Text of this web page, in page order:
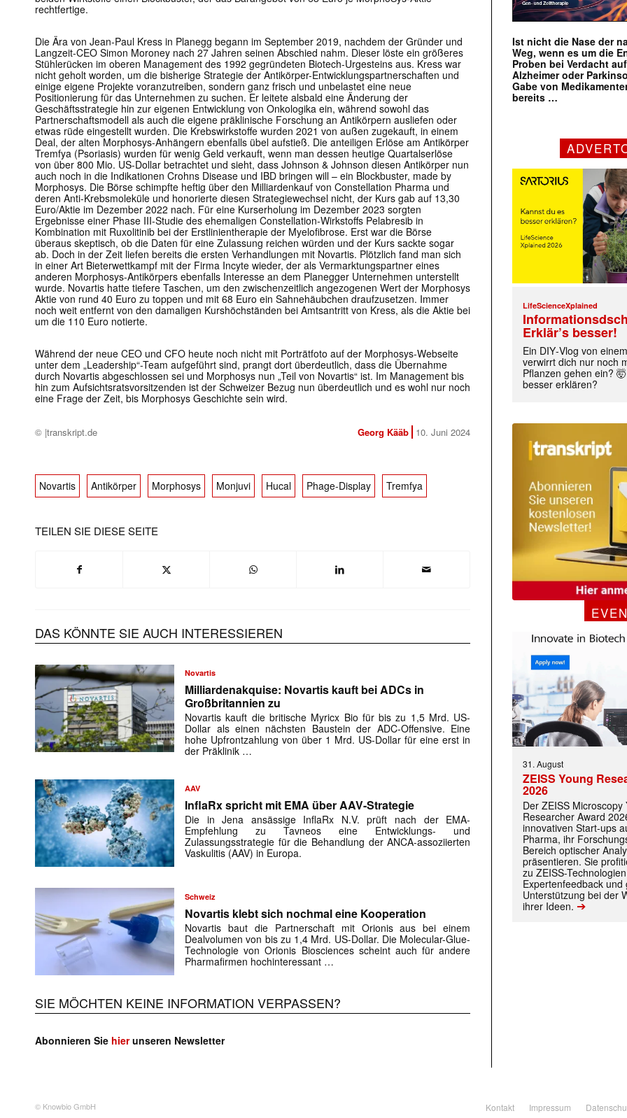
Mit dem |transkript-Newsletter jede Woche aktuell
Mail
(erforderlich)
rechtfertige.
Die Ära von Jean-Paul Kress in Planegg begann im September 2019, nachdem der Gründer und
Langzeit-CEO Simon Moroney nach 27 Jahren seinen Abschied nahm. Dieser löste ein größeres
Stühlerücken im oberen Management des 1992 gegründeten Biotech-Urgesteins aus. Kress war
nicht geholt worden, um die bisherige Strategie der Antikörper-Entwicklungspartnerschaften und
einige eigene Projekte voranzutreiben, sondern ganz frisch und unbelastet eine neue
Positionierung für das Unternehmen zu suchen. Er leitete alsbald eine Änderung der
Geschäftsstrategie hin zur eigenen Entwicklung von Onkologika ein, während sowohl das
Partnerschaftsmodell als auch die eigene präklinische Forschung an Antikörpern ausliefen oder
etwas rüde eingestellt wurden. Die Krebswirkstoffe wurden 2021 von außen zugekauft, in einem
Deal, der alten Morphosys-Anhängern ebenfalls übel aufstieß. Die anteiligen Erlöse am Antikörper
Tremfya (Psoriasis) wurden für wenig Geld verkauft, wenn man dessen heutige Quartalserlöse
von über 800 Mio. US-Dollar betrachtet und sieht, dass Johnson & Johnson diesen Antikörper nun
auch noch in die Indikationen Crohns Disease und IBD bringen will – ein Blockbuster, made by
Morphosys. Die Börse schimpfte heftig über den Milliardenkauf von Constellation Pharma und
deren Anti-Krebsmoleküle und honorierte diesen Strategiewechsel nicht, der Kurs gab auf 13,30
Euro/Aktie im Dezember 2022 nach. Für eine Kurserholung im Dezember 2023 sorgten
Ergebnisse einer Phase III-Studie des ehemaligen Constellation-Wirkstoffs Pelabresib in
Kombination mit Ruxolitinib bei der Erstlinientherapie der Myelofibrose. Erst war die Börse
überaus skeptisch, ob die Daten für eine Zulassung reichen würden und der Kurs sackte sogar
ab. Doch in der Zeit liefen bereits die ersten Verhandlungen mit Novartis. Plötzlich fand man sich
in einer Art Bieterwettkampf mit der Firma Incyte wieder, der als Vermarktungspartner eines
anderen Morphosys-Antikörpers ebenfalls Interesse an dem Planegger Unternehmen unterstellt
wurde. Novartis hatte tiefere Taschen, um den zwischenzeitlich angezogenen Wert der Morphosys
Aktie von rund 40 Euro zu toppen und mit 68 Euro ein Sahnehäubchen draufzusetzen. Immer
noch weit entfernt von den damaligen Kurshöchständen bei Amtsantritt von Kress, als die Aktie bei
um die 110 Euro notierte.
Während der neue CEO und CFO heute noch nicht mit Porträtfoto auf der Morphosys-Webseite
unter dem „Leadership“-Team aufgeführt sind, prangt dort überdeutlich, dass die Übernahme
durch Novartis abgeschlossen sei und Morphosys nun „Teil von Novartis“ ist. Im Management bis
hin zum Aufsichtsratsvorsitzenden ist der Schweizer Bezug nun überdeutlich und es wohl nur noch
eine Frage der Zeit, bis Morphosys Geschichte sein wird.
© |transkript.de Georg Kääb 10. Juni 2024
Novartis Antikörper Morphosys Monjuvi Hucal Phage-Display Tremfya
TEILEN SIE DIESE SEITE
DAS KÖNNTE SIE AUCH INTERESSIEREN
Novartis
Milliardenakquise: Novartis kauft bei ADCs in
Großbritannien zu
Novartis kauft die britische Myricx Bio für bis zu 1,5 Mrd. US-
Dollar als einen nächsten Baustein der ADC-Offensive. Eine
hohe Upfrontzahlung von über 1 Mrd. US-Dollar für eine erst in
der Präklinik …
AAV
InflaRx spricht mit EMA über AAV-Strategie
Die in Jena ansässige InflaRx N.V. prüft nach der EMA-
Empfehlung zu Tavneos eine Entwicklungs- und
Zulassungsstrategie für die Behandlung der ANCA-assoziierten
Vaskulitis (AAV) in Europa.
Schweiz
Novartis klebt sich nochmal eine Kooperation
Novartis baut die Partnerschaft mit Orionis aus bei einem
Dealvolumen von bis zu 1,4 Mrd. US-Dollar. Die Molecular-Glue-
Technologie von Orionis Biosciences scheint auch für andere
Pharmafirmen hochinteressant …
SIE MÖCHTEN KEINE INFORMATION VERPASSEN?
Abonnieren Sie hierunseren Newsletter
Ist nicht die Nase der
Weg, wenn es um die
Proben bei Verdacht
Alzheimer oder
Gabe von
bereits …
LifeScienceXplained
Erklär’s besser!
Ein DIY‑Vlog von
verwirrt dich nur noch
Pflanzen gehen ein?
besser erklären?
31. August
ZEISS Young
2026
Der ZEISS Microscopy
Researcher Award
innovativen Start-ups
Pharma, ihr
Bereich optischer
präsentieren. Sie
zu ZEISS-
Expertenfeedback und
Unterstützung bei der
ihrer Ideen. ➔
© Knowbio GmbH Kontakt Impressum